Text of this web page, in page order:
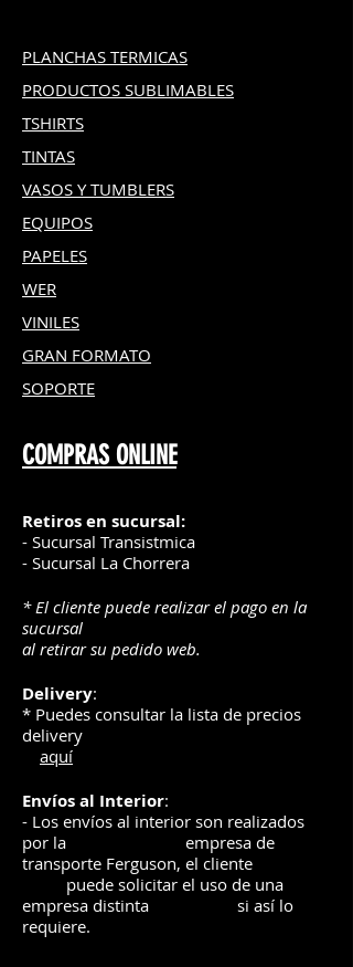
PLANCHAS TERMICAS
PRODUCTOS SUBLIMABLES
TSHIRTS
TINTAS
VASOS Y TUMBLERS
EQUIPOS
PAPELES
WER
VINILES
GRAN FORMATO
SOPORTE
COMPRAS ONLINE
Retiros en sucursal:
- Sucursal Transistmica
- Sucursal La Chorrera
* El cliente puede realizar el pago en la
sucursal
al retirar su pedido web.
Delivery:
* Puedes consultar la lista de precios
delivery
aquí
Envíosal Interior:
- Los envíos al interior son realizados
por la
empresa de
transporte Ferguson, el cliente
puede solicitar el uso de una
empresa distinta si así lo
requiere.